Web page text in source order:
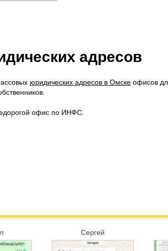
Пермь
Нижний Новгород
адресов
юридических адресов в Омскеофисов
офис по ИНФС.
Сергей